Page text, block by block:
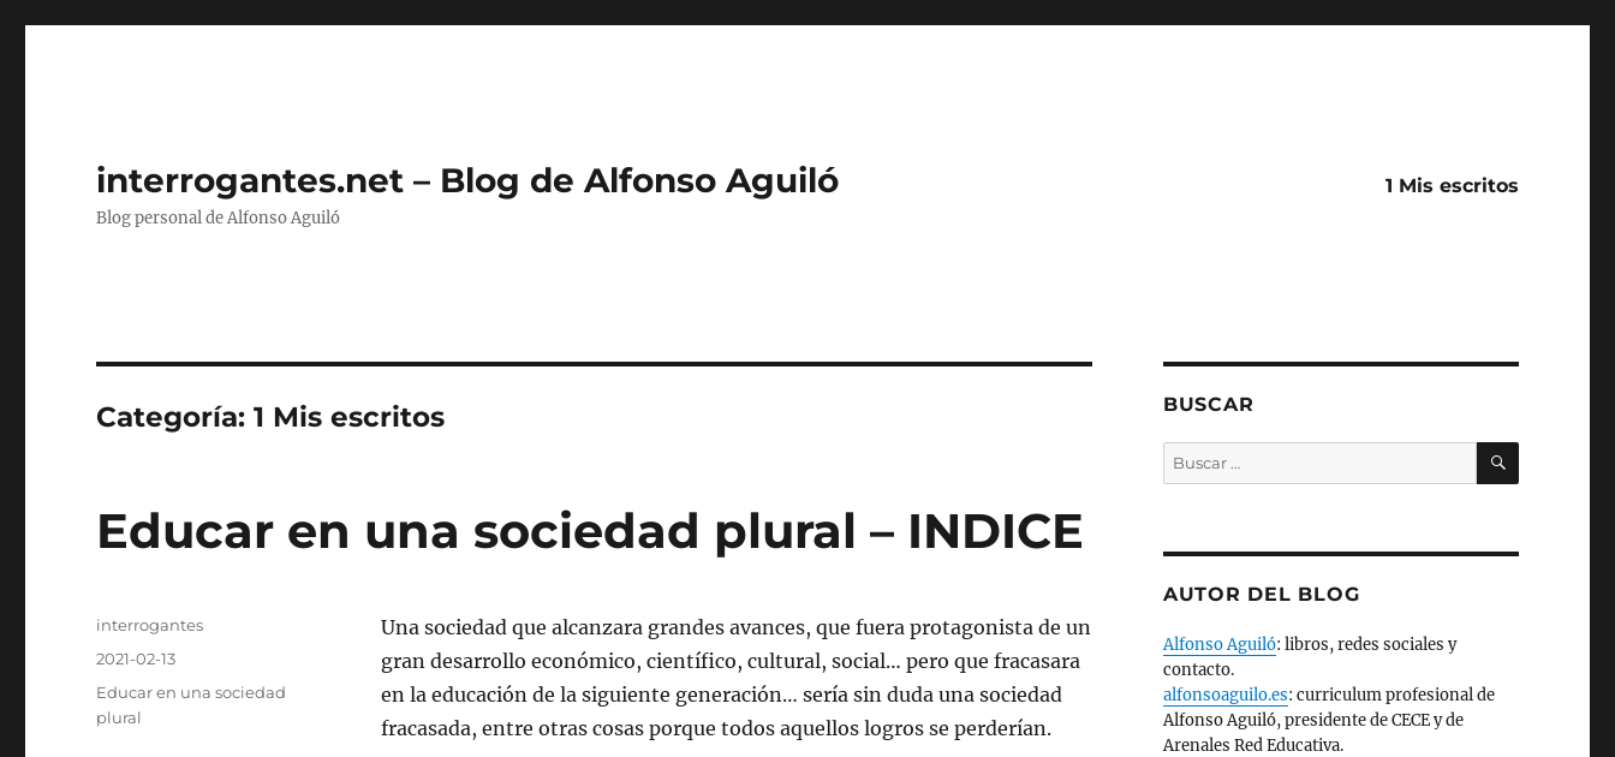
interrogantes.net – Blog de Alfonso Aguiló
Blog personal de Alfonso Aguiló
1 Mis escritos
Categoría:1 Mis escritos
Educar en una sociedad plural – INDICE
Una sociedad que alcanzara grandes avances, que fuera protagonista de un
gran desarrollo económico, científico, cultural, social… pero que fracasara
en la educación de la siguiente generación… sería sin duda una sociedad
fracasada, entre otras cosas porque todos aquellos logros se perderían.
Autor
interrogantes
Publicado
2021-02-13
Categorías
Educar en una sociedad
plural
BUSCAR
Buscar
por:
BUSCAR
AUTOR DEL BLOG
Alfonso Aguiló: libros, redes sociales y
contacto.
alfonsoaguilo.es: curriculum profesional de
Alfonso Aguiló, presidente de CECE y de
Arenales Red Educativa.